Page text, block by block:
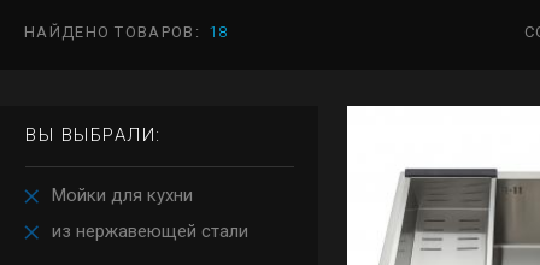
НАЙДЕНО ТОВАРОВ: 18
ВЫ ВЫБРАЛИ:
Мойки для кухни
из нержавеющей стали